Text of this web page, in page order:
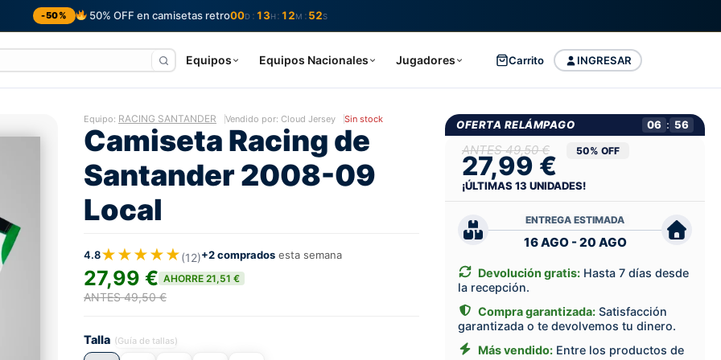
-50% 50% OFF en camisetas retro00D : 13H : 12M : 51S
Equipos Equipos Nacionales Jugadores INGRESAR
Carrito
Equipo: RACING SANTANDER Vendido por: Cloud Jersey Sin stock
Camiseta Racing de
Santander 2008-09
Local
4.8★★★★★(12)+2 comprados esta semana
27,99 € AHORRE 21,51 €
ANTES 49,50 €
Talla (Guía de tallas)
OFERTA RELÁMPAGO 06 : 55
49,50 €
27,99 € 50% OFF
¡ÚLTIMAS13 UNIDADES!
ENTREGA ESTIMADA
16 AGO - 20 AGO
Devolución gratis: Hasta 7 días desde
la recepción.
Compra garantizada: Satisfacción
garantizada o te devolvemos tu dinero.
Más vendido: Entre los productos de